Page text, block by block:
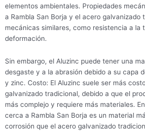
elementos ambientales. Propiedades
a Rambla San Borja y el acero galvanizado
mecánicas similares, como resistencia a la
deformación.
Sin embargo, el Aluzinc puede tener una
desgaste y a la abrasión debido a su capa
y zinc. Costo: El Aluzinc suele ser más
galvanizado tradicional, debido a que el
más complejo y requiere más materiales.
cerca a Rambla San Borja es un material
corrosión que el acero galvanizado